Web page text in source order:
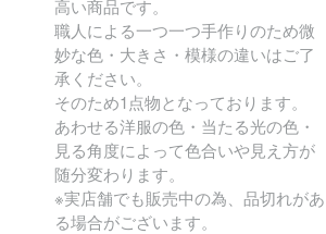
高い商品です。
職人による一つ一つ手作りのため微
妙な色・大きさ・模様の違いはご了
承ください。
そのため1点物となっております。
あわせる洋服の色・当たる光の色・
見る角度によって色合いや見え方が
随分変わります。
※実店舗でも販売中の為、品切れがあ
る場合がございます。